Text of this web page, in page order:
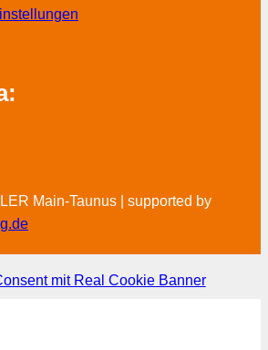
Main-Taunus | supported by
mit Real Cookie Banner